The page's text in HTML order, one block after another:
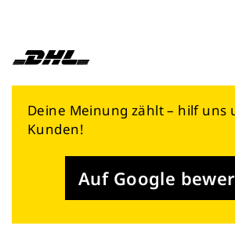
Deine Meinung zählt – hilf uns
Kunden!
Auf Google